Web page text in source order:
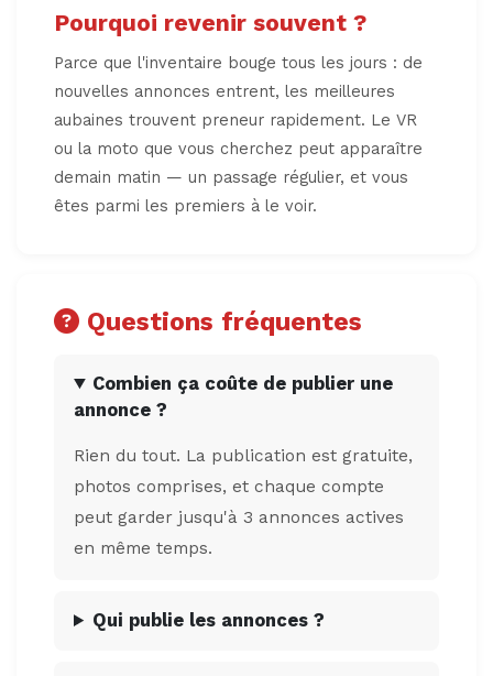
Pourquoi revenir souvent ?
Parce que l'inventaire bouge tous les jours : de
nouvelles annonces entrent, les meilleures
aubaines trouvent preneur rapidement. Le VR
ou la moto que vous cherchez peut apparaître
demain matin — un passage régulier, et vous
êtes parmi les premiers à le voir.
Questions fréquentes
Combien ça coûte de publier une
annonce ?
Rien du tout. La publication est gratuite,
photos comprises, et chaque compte
peut garder jusqu'à 3 annonces actives
en même temps.
Qui publie les annonces ?